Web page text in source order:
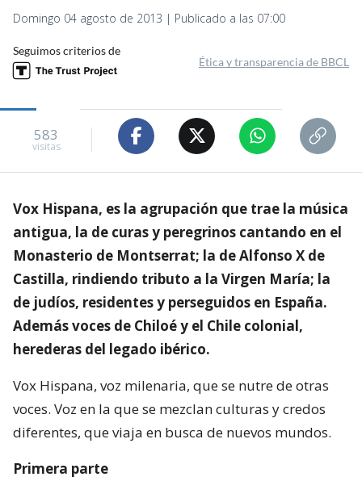
Domingo 04 agosto de 2013 | Publicado a las 07:00
Seguimos criterios de
Ética y transparencia de BBCL
583
visitas
Vox Hispana, es la agrupación que trae la música
antigua, la de curas y peregrinos cantando en el
Monasterio de Montserrat; la de Alfonso X de
Castilla, rindiendo tributo a la Virgen María; la
de judíos, residentes y perseguidos en España.
Además voces de Chiloé y el Chile colonial,
herederas del legado ibérico.
Vox Hispana, voz milenaria, que se nutre de otras
voces. Voz en la que se mezclan culturas y credos
diferentes, que viaja en busca de nuevos mundos.
Primera parte